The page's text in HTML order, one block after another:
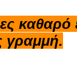
καθαρό
γραμμή.